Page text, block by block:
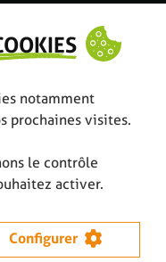
Photo 3-06-26 14 47 31
notamment
prochaines visites.
le contrôle
activer.
Configurer